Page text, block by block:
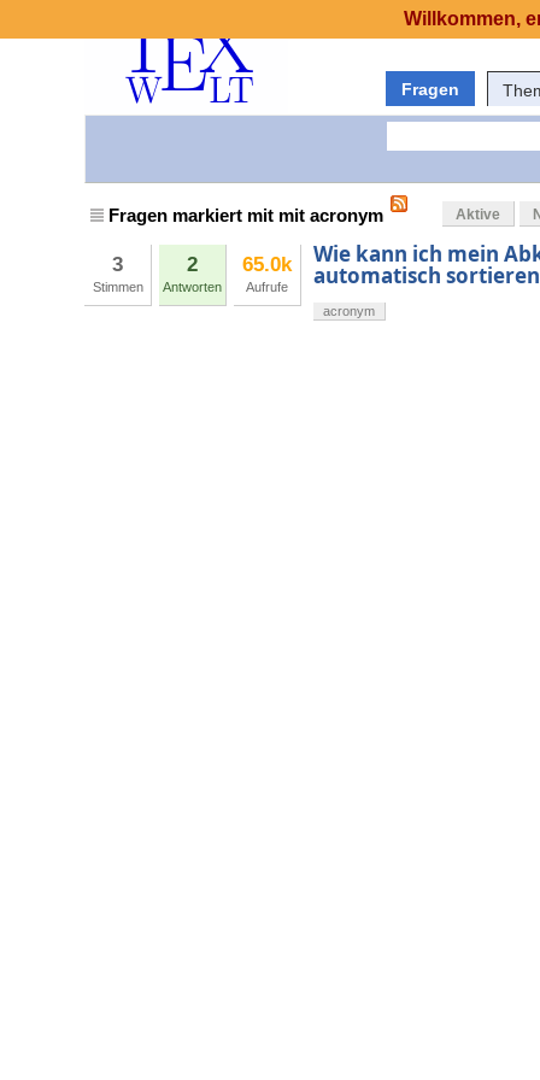
Fragen
Fragen markiert mit mit acronym Aktive
3
Stimmen
2
Antworten
65.0k
Aufrufe
Wie kann ich mein
automatisch
acronym
Willkommen,